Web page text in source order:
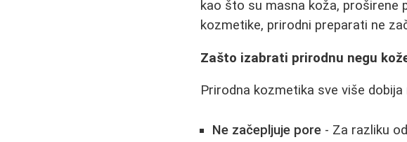
kao što su masna koža, proširene
kozmetike, prirodni preparati ne
Zašto izabrati prirodnu negu
Prirodna kozmetika sve više
Ne začepljuje pore - Za razliku